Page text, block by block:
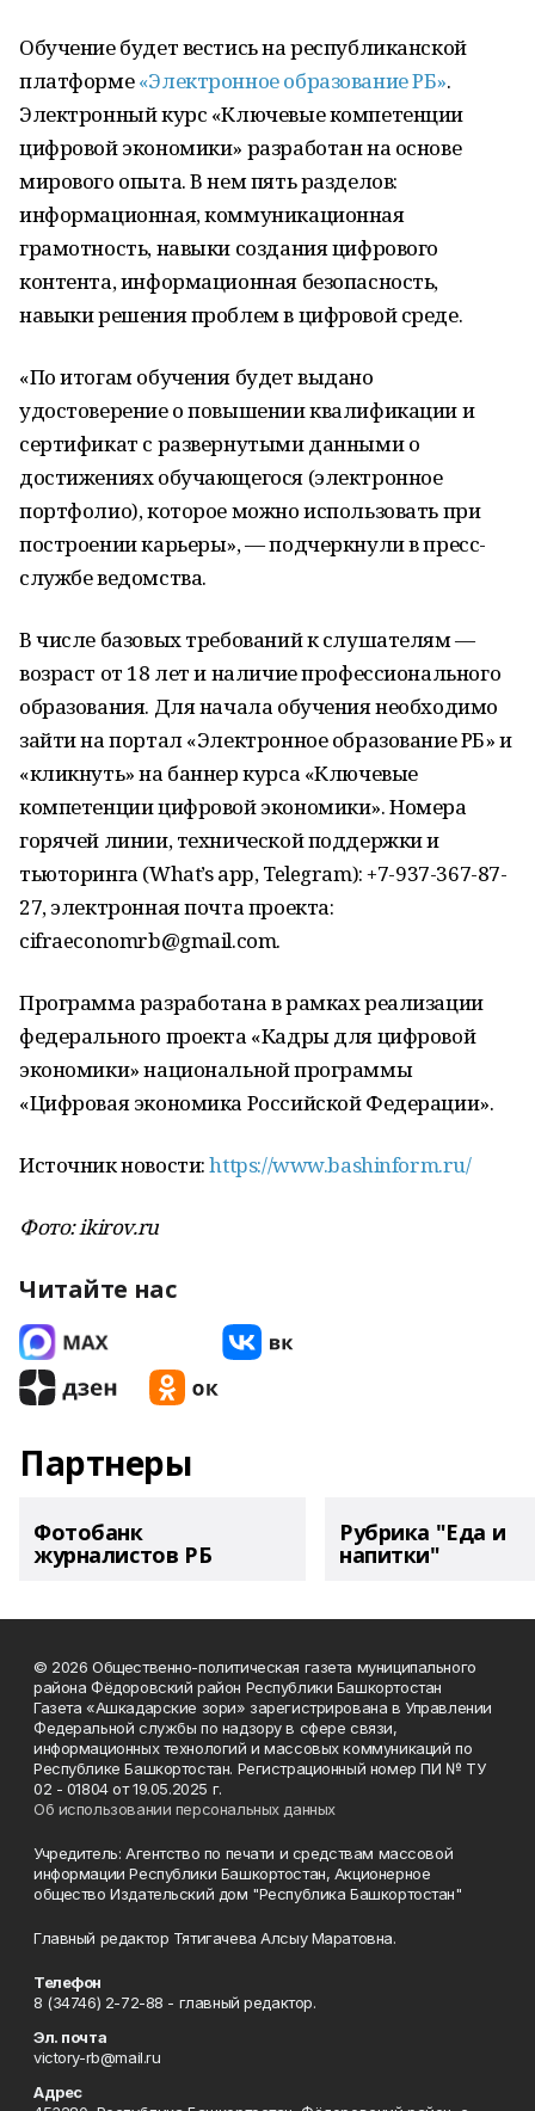
Обучение будет вестись на республиканской
платформе«Электронное образование РБ».
Электронный курс «Ключевые компетенции
цифровой экономики» разработан на основе
мирового опыта. В нем пять разделов:
информационная, коммуникационная
грамотность, навыки создания цифрового
контента, информационная безопасность,
навыки решения проблем в цифровой среде.
«По итогам обучения будет выдано
удостоверение о повышении квалификации и
сертификат с развернутыми данными о
достижениях обучающегося (электронное
портфолио), которое можно использовать при
построении карьеры», — подчеркнули в пресс-
службе ведомства.
В числе базовых требований к слушателям —
возраст от 18 лет и наличие профессионального
образования. Для начала обучения необходимо
зайти на портал «Электронное образование РБ» и
«кликнуть» на баннер курса «Ключевые
компетенции цифровой экономики». Номера
горячей линии, технической поддержки и
тьюторинга (What’s app, Telegram): +7-937-367-87-
27, электронная почта проекта:
cifraeconomrb@gmail.com.
Программа разработана в рамках реализации
федерального проекта «Кадры для цифровой
экономики» национальной программы
«Цифровая экономика Российской Федерации».
Источник новости:https://www.bashinform.ru/
Фото:ikirov.ru
Читайте нас
Партнеры
Фотобанк
журналистов РБ
Рубрика "Еда и
напитки"
© 2026 Общественно-политическая газета муниципального
района Фёдоровский район Республики Башкортостан
Газета «Ашкадарские зори» зарегистрирована в Управлении
Федеральной службы по надзору в сфере связи,
информационных технологий и массовых коммуникаций по
Республике Башкортостан. Регистрационный номер ПИ № ТУ
02 - 01804 от 19.05.2025 г.
Об использовании персональных данных
Учредитель: Агентство по печати и средствам массовой
информации Республики Башкортостан, Акционерное
общество Издательский дом "Республика Башкортостан"
Главный редактор Тятигачева Алсыу Маратовна.
Телефон
8 (34746) 2-72-88 - главный редактор.
Эл. почта
victory-rb@mail.ru
Адрес